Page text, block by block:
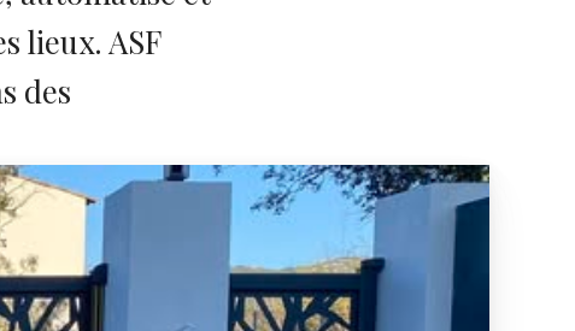
lieux. ASF
des